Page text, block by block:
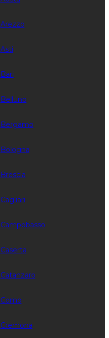
Arezzo
Asti
Bari
Belluno
Bergamo
Bologna
Brescia
Cagliari
Campobasso
Caserta
Catanzaro
Como
Cremona